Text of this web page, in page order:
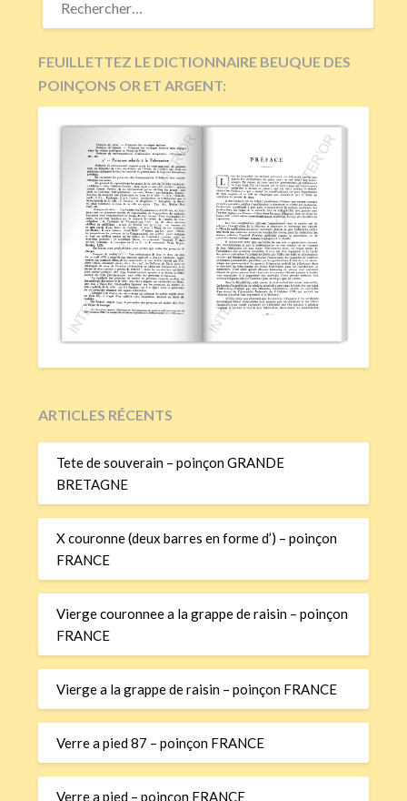
FEUILLETTEZ LE DICTIONNAIRE BEUQUE DES
POINÇONS OR ET ARGENT:
ARTICLES RÉCENTS
Tete de souverain – poinçon GRANDE
BRETAGNE
X couronne (deux barres en forme d’) – poinçon
FRANCE
Vierge couronnee a la grappe de raisin – poinçon
FRANCE
Vierge a la grappe de raisin – poinçon FRANCE
Verre a pied 87 – poinçon FRANCE
Verre a pied – poinçon FRANCE